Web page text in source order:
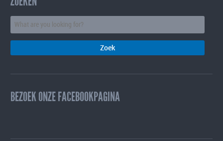
BEZOEK ONZE FACEBOOKPAGINA